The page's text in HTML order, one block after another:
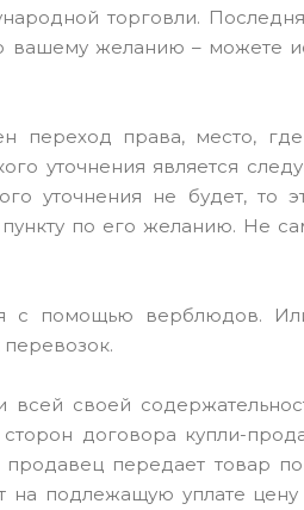
торговли.
вашему желанию – можете
переход права, место,
уточнения является
уточнения не будет, то
пункту по его желанию. Не
с помощью верблюдов.
всей своей
договора купли-
передает товар
на подлежащую уплате цену